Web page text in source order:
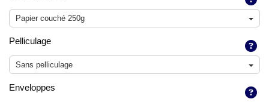
Papier couché 250g
Pelliculage
Sans pelliculage
Enveloppes